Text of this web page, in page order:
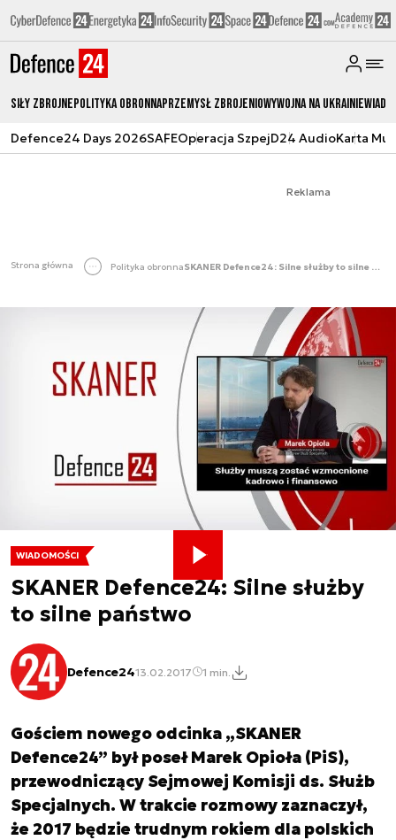
Siły zbrojnePolityka obronnaPrzemysł ZbrojeniowyWojna na Ukrainie
Defence24 Days 2026SAFEOperacja SzpejD24 AudioKarta
Reklama
Strona główna Polityka obronna SKANER Defence24: Silne służby to silne państwo
WIADOMOŚCI
SKANER Defence24: Silne służby
to silne państwo
Defence2413.02.2017 1 min.
Gościem nowego odcinka „SKANER
Defence24” był poseł Marek Opioła (PiS),
przewodniczący Sejmowej Komisji ds. Służb
Specjalnych. W trakcie rozmowy zaznaczył,
że 2017 będzie trudnym rokiem dla polskich